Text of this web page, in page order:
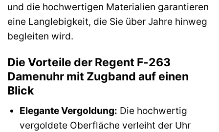
und die hochwertigen Materialien garantieren
eine Langlebigkeit, die Sie über Jahre hinweg
begleiten wird.
Die Vorteile der Regent F-263
Damenuhr mit Zugband auf einen
Blick
Elegante Vergoldung: Die hochwertig
vergoldete Oberfläche verleiht der Uhr